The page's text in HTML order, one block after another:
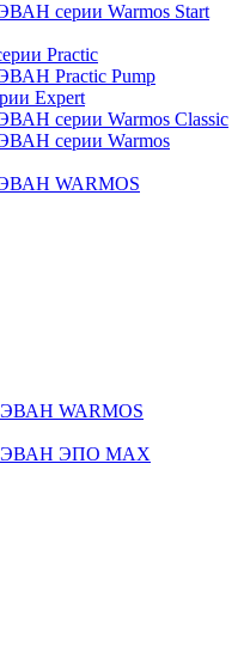
серии Warmos Start
Practic
Practic Pump
Expert
серии Warmos Classic
серии Warmos
ЭВАН WARMOS
WARMOS
ЭВАН ЭПО MAX